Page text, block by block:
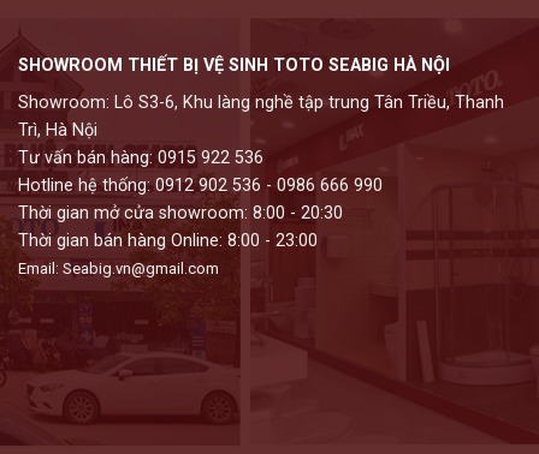
SHOWROOM THIẾT BỊ VỆ SINH TOTO SEABIG HÀ NỘI
Showroom: Lô S3-6, Khu làng nghề tập trung Tân Triều, Thanh
Trì, Hà Nội
Tư vấn bán hàng: 0915 922 536
Hotline hệ thống: 0912 902 536 - 0986 666 990
Thời gian mở cửa showroom: 8:00 - 20:30
Thời gian bán hàng Online: 8:00 - 23:00
Email: Seabig.vn@gmail.com